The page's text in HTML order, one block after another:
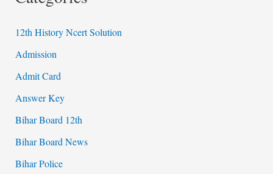
12th History Ncert Solution
Admission
Admit Card
Answer Key
Bihar Board 12th
Bihar Board News
Bihar Police